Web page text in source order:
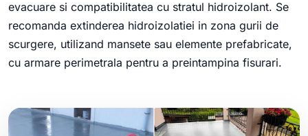
evacuare si compatibilitatea cu stratul hidroizolant. Se
recomanda extinderea hidroizolatiei in zona gurii de
scurgere, utilizand mansete sau elemente prefabricate,
cu armare perimetrala pentru a preintampina fisurari.